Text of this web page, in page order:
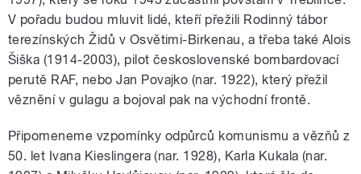
V pořadu budou mluvit lidé, kteří přežili Rodinný tábor
terezínských Židů v Osvětimi-Birkenau, a třeba také Alois
Šiška (1914-2003), pilot československé bombardovací
perutě RAF, nebo Jan Povajko (nar. 1922), který přežil
věznění v gulagu a bojoval pak na východní frontě.
Připomeneme vzpomínky odpůrců komunismu a vězňů z
50. let Ivana Kieslingera (nar. 1928), Karla Kukala (nar.